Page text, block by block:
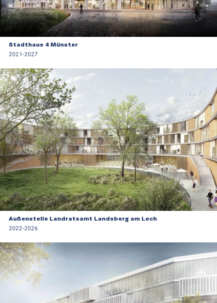
Stadthaus 4 Münster
2021-2027
Außenstelle Landratsamt Landsberg am Lech
2022-2026